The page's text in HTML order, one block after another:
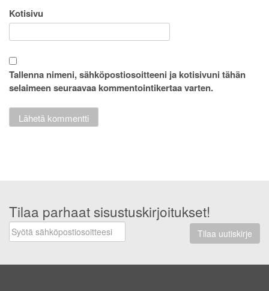
Kotisivu
Tallenna nimeni, sähköpostiosoitteeni ja kotisivuni tähän
selaimeen seuraavaa kommentointikertaa varten.
Tilaa parhaat sisustuskirjoitukset!
Tilaa uutiskirje